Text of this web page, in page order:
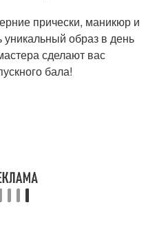
прически, маникюр и
образ в день
сделают вас
бала!